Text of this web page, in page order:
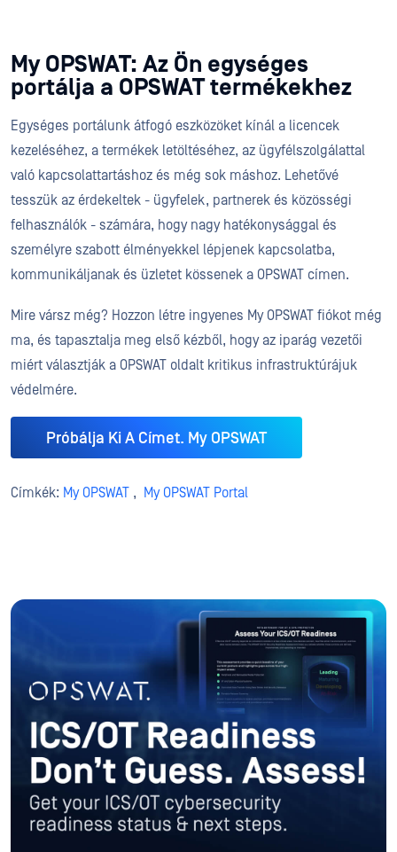
My OPSWAT: Az Ön egységes
portálja a OPSWAT termékekhez
Egységes portálunk átfogó eszközöket kínál a licencek
kezeléséhez, a termékek letöltéséhez, az ügyfélszolgálattal
való kapcsolattartáshoz és még sok máshoz. Lehetővé
tesszük az érdekeltek - ügyfelek, partnerek és közösségi
felhasználók - számára, hogy nagy hatékonysággal és
személyre szabott élményekkel lépjenek kapcsolatba,
kommunikáljanak és üzletet kössenek a OPSWAT címen.
Mire vársz még? Hozzon létre ingyenes My OPSWAT fiókot még
ma, és tapasztalja meg első kézből, hogy az iparág vezetői
miért választják a OPSWAT oldalt kritikus infrastruktúrájuk
védelmére.
Próbálja Ki A Címet. My OPSWAT
Címkék: My OPSWAT , My OPSWAT Portal